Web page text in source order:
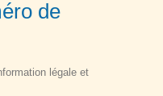
de
légale et